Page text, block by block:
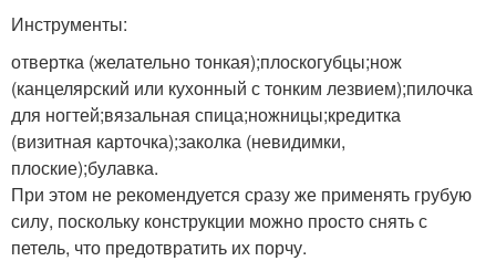
Инструменты:
отвертка (желательно тонкая);плоскогубцы;нож
(канцелярский или кухонный с тонким лезвием);пилочка
для ногтей;вязальная спица;ножницы;кредитка
(визитная карточка);заколка (невидимки,
плоские);булавка.
При этом не рекомендуется сразу же применять грубую
силу, поскольку конструкции можно просто снять с
петель, что предотвратить их порчу.